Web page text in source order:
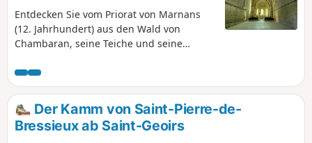
Entdecken Sie vom Priorat von Marnans
(12. Jahrhundert) aus den Wald von
Chambaran, seine Teiche und seine
das Röhren der Hirsche hören.
Der Kamm von Saint-Pierre-de-
Bressieux ab Saint-Geoirs